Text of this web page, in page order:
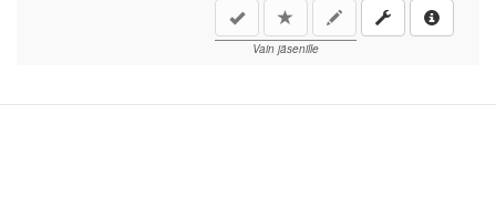
Vain jäsenille